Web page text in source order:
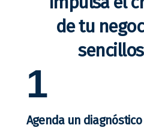
de tu
1
Agenda un